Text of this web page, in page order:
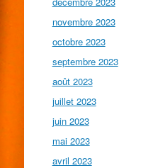
novembre 2023
octobre 2023
septembre 2023
août 2023
juillet 2023
juin 2023
mai 2023
avril 2023